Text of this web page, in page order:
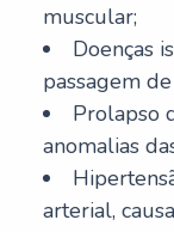
muscular;
Doenças
passagem
Prolapso
anomalias
arterial,